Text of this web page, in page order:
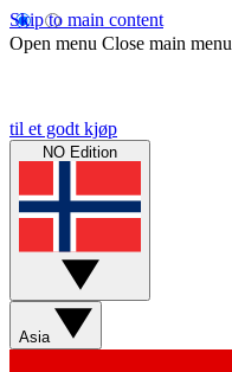
Skip to main content
Open menu Close main menu
til et godt kjøp
NO Edition
Asia